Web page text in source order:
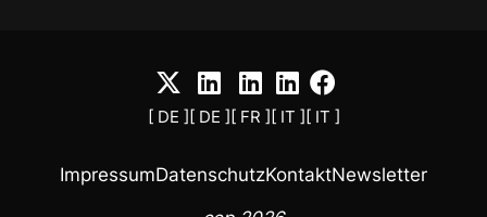
[ DE ][ DE ][ FR ][ IT ][ IT ]
ImpressumDatenschutzKontaktNewsletter